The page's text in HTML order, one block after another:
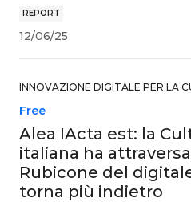
REPORT
12/06/25
INNOVAZIONE DIGITALE PER LA
Alea IActa est: la
italiana ha
Rubicone del
torna più indietro
Free